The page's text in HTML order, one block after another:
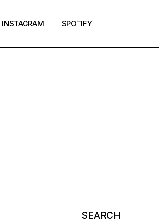
INSTAGRAM SPOTIFY
Search